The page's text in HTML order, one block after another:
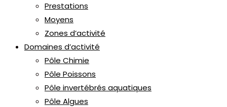
Prestations
Moyens
Zones d’activité
Domaines d’activité
Pôle Chimie
Pôle Poissons
Pôle invertébrés aquatiques
Pôle Algues